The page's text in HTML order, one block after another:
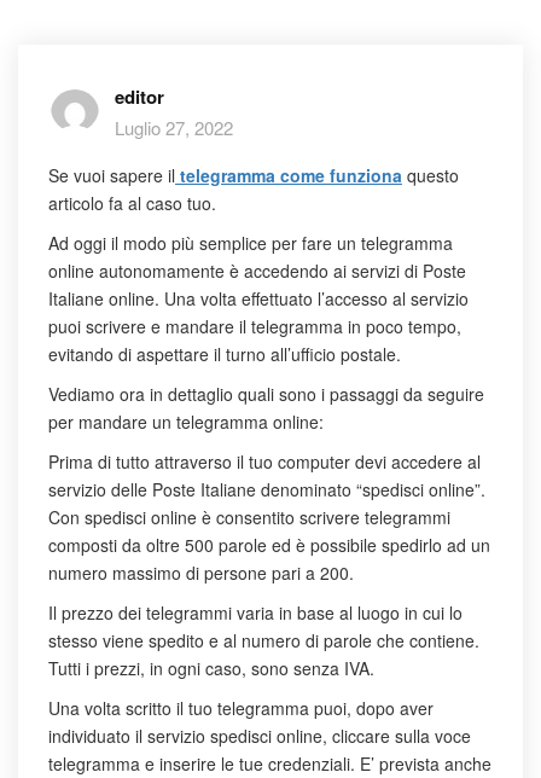
editor
Luglio 27, 2022
Se vuoi sapere il telegramma come funziona questo
articolo fa al caso tuo.
Ad oggi il modo più semplice per fare un telegramma
online autonomamente è accedendo ai servizi di Poste
Italiane online. Una volta effettuato l’accesso al servizio
puoi scrivere e mandare il telegramma in poco tempo,
evitando di aspettare il turno all’ufficio postale.
Vediamo ora in dettaglio quali sono i passaggi da seguire
per mandare un telegramma online:
Prima di tutto attraverso il tuo computer devi accedere al
servizio delle Poste Italiane denominato “spedisci online”.
Con spedisci online è consentito scrivere telegrammi
composti da oltre 500 parole ed è possibile spedirlo ad un
numero massimo di persone pari a 200.
Il prezzo dei telegrammi varia in base al luogo in cui lo
stesso viene spedito e al numero di parole che contiene.
Tutti i prezzi, in ogni caso, sono senza IVA.
Una volta scritto il tuo telegramma puoi, dopo aver
individuato il servizio spedisci online, cliccare sulla voce
telegramma e inserire le tue credenziali. E’ prevista anche